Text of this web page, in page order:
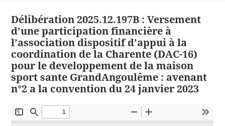
Délibération 2025.12.197B : Versement
d’une participation financière à
l’association dispositif d’appui à la
coordination de la Charente (DAC-16)
pour le developpement de la maison
sport sante GrandAngoulême : avenant
n°2 a la convention du 24 janvier 2023